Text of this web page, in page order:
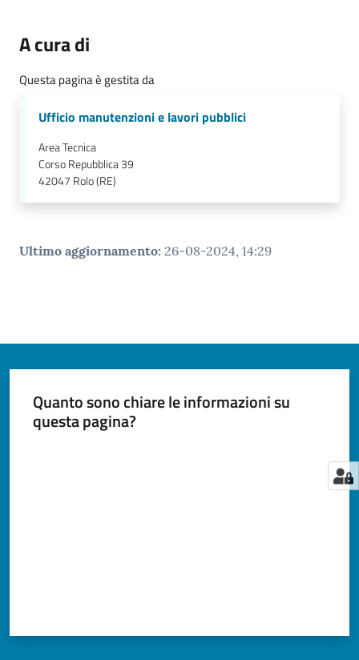
A cura di
Questa pagina è gestita da
Ufficio manutenzioni e lavori pubblici
Area Tecnica
Corso Repubblica 39
42047 Rolo (RE)
Ultimo aggiornamento: 26-08-2024, 14:29
Quanto sono chiare le informazioni su
questa pagina?